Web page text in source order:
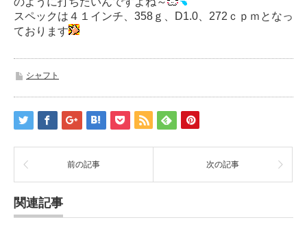
スペックは４１インチ、358ｇ、D1.0、272ｃｐｍとなっ
ております
シャフト
前の記事 次の記事
関連記事